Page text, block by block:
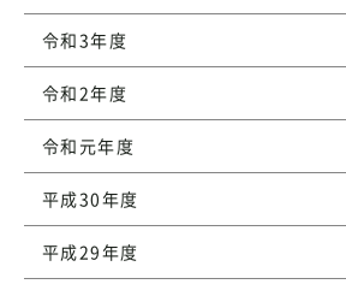
令和3年度
令和2年度
令和元年度
平成30年度
平成29年度